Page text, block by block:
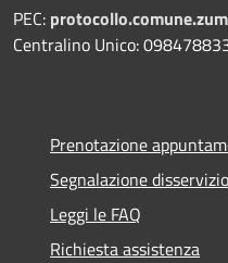
PEC:
Centralino Unico:
Prenotazione
Segnalazione disservizio
Leggi le FAQ
Richiesta assistenza